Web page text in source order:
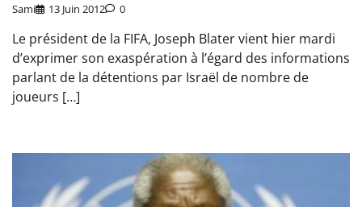
Sami 13 Juin 2012 0
Le président de la FIFA, Joseph Blater vient hier mardi
d’exprimer son exaspération à l’égard des informations
parlant de la détentions par Israël de nombre de
joueurs […]